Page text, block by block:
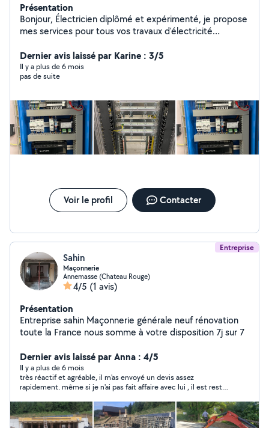
Présentation
Bonjour, Électricien diplômé et expérimenté, je propose
mes services pour tous vos travaux d'électricité
également vous aider pour d'autres tâches comme le
déménagement, le montage de meubles et divers
petits travaux. N'hésitez pas à me contacter, je suis
Dernier avis laissé par Karine : 3/5
Il y a plus de 6 mois
pas de suite
Voir le profil Contacter
Entreprise
Sahin
Maçonnerie
Annemasse (Chateau Rouge)
4/5 (1 avis)
Présentation
Entreprise sahin Maçonnerie générale neuf rénovation
toute la France nous somme à votre disposition 7j sur 7
Dernier avis laissé par Anna : 4/5
Il y a plus de 6 mois
très réactif et agréable, il m'as envoyé un devis assez
rapidement. même si je n'ai pas fait affaire avec lui , il est resté